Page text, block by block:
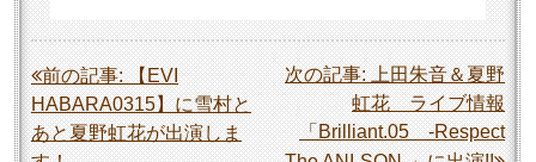
投
稿
ナ
前の記事: 【EVI
HABARA0315】に雪村と
あと夏野虹花が出演しま
次の記事: 上田朱音＆夏野
虹花 ライブ情報
「Brilliant.05 -Respect